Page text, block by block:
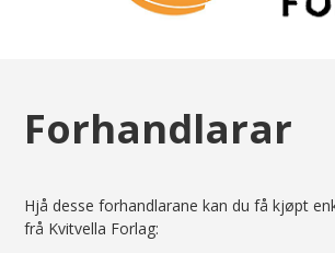
Forhandlarar
Hjå desse forhandlarane kan du få kjøpt
frå Kvitvella Forlag: